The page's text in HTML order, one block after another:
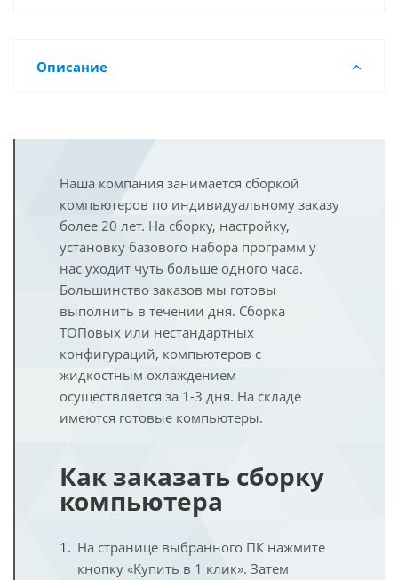
Описание
Наша компания занимается сборкой
компьютеров по индивидуальному заказу
более 20 лет. На сборку, настройку,
установку базового набора программ у
нас уходит чуть больше одного часа.
Большинство заказов мы готовы
выполнить в течении дня. Сборка
ТОПовых или нестандартных
конфигураций, компьютеров с
жидкостным охлаждением
осуществляется за 1-3 дня. На складе
имеются готовые компьютеры.
Как заказать сборку
компьютера
На странице выбранного ПК нажмите
кнопку «Купить в 1 клик». Затем